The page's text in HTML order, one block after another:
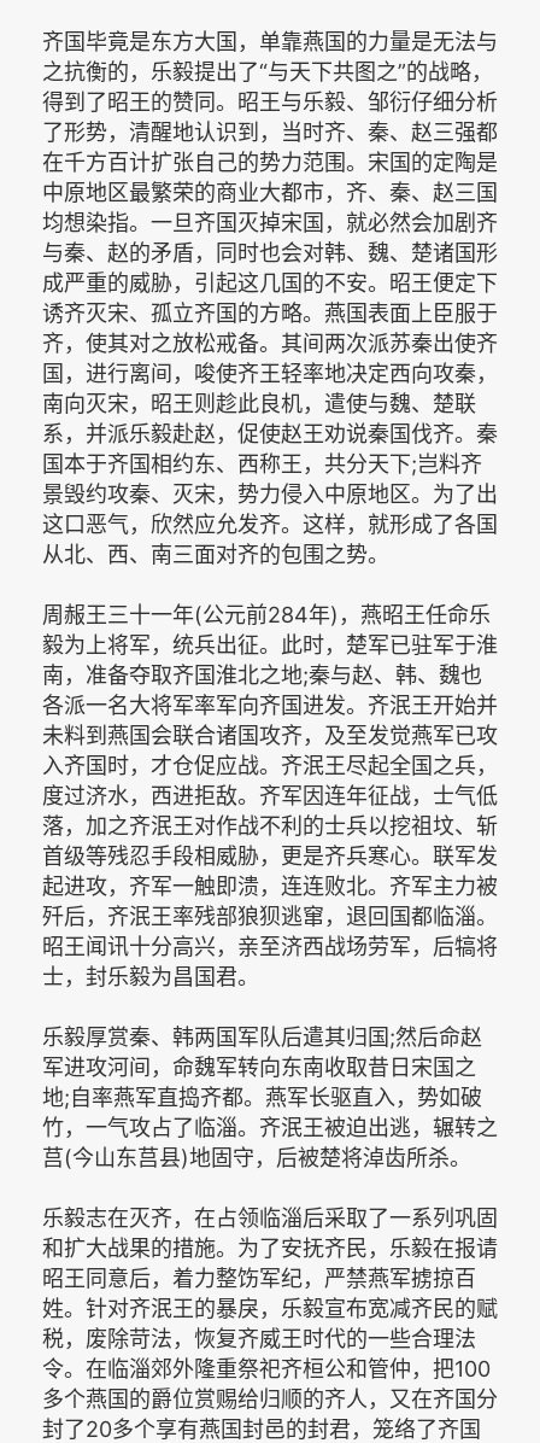
齐国毕竟是东方大国，单靠燕国的力量是无法与
之抗衡的，乐毅提出了“与天下共图之”的战略，
得到了昭王的赞同。昭王与乐毅、邹衍仔细分析
了形势，清醒地认识到，当时齐、秦、赵三强都
在千方百计扩张自己的势力范围。宋国的定陶是
中原地区最繁荣的商业大都市，齐、秦、赵三国
均想染指。一旦齐国灭掉宋国，就必然会加剧齐
与秦、赵的矛盾，同时也会对韩、魏、楚诸国形
成严重的威胁，引起这几国的不安。昭王便定下
诱齐灭宋、孤立齐国的方略。燕国表面上臣服于
齐，使其对之放松戒备。其间两次派苏秦出使齐
国，进行离间，唆使齐王轻率地决定西向攻秦，
南向灭宋，昭王则趁此良机，遣使与魏、楚联
系，并派乐毅赴赵，促使赵王劝说秦国伐齐。秦
国本于齐国相约东、西称王，共分天下;岂料齐
景毁约攻秦、灭宋，势力侵入中原地区。为了出
这口恶气，欣然应允发齐。这样，就形成了各国
从北、西、南三面对齐的包围之势。
周赧王三十一年(公元前284年)，燕昭王任命乐
毅为上将军，统兵出征。此时，楚军已驻军于淮
南，准备夺取齐国淮北之地;秦与赵、韩、魏也
各派一名大将军率军向齐国进发。齐泯王开始并
未料到燕国会联合诸国攻齐，及至发觉燕军已攻
入齐国时，才仓促应战。齐泯王尽起全国之兵，
度过济水，西进拒敌。齐军因连年征战，士气低
落，加之齐泯王对作战不利的士兵以挖祖坟、斩
首级等残忍手段相威胁，更是齐兵寒心。联军发
起进攻，齐军一触即溃，连连败北。齐军主力被
歼后，齐泯王率残部狼狈逃窜，退回国都临淄。
昭王闻讯十分高兴，亲至济西战场劳军，后犒将
士，封乐毅为昌国君。
乐毅厚赏秦、韩两国军队后遣其归国;然后命赵
军进攻河间，命魏军转向东南收取昔日宋国之
地;自率燕军直捣齐都。燕军长驱直入，势如破
竹，一气攻占了临淄。齐泯王被迫出逃，辗转之
莒(今山东莒县)地固守，后被楚将淖齿所杀。
乐毅志在灭齐，在占领临淄后采取了一系列巩固
和扩大战果的措施。为了安抚齐民，乐毅在报请
昭王同意后，着力整饬军纪，严禁燕军掳掠百
姓。针对齐泯王的暴戾，乐毅宣布宽减齐民的赋
税，废除苛法，恢复齐威王时代的一些合理法
令。在临淄郊外隆重祭祀齐桓公和管仲，把100
多个燕国的爵位赏赐给归顺的齐人，又在齐国分
封了20多个享有燕国封邑的封君，笼络了齐国